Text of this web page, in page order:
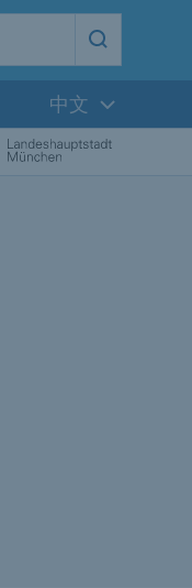
Start
当前语言:
中文